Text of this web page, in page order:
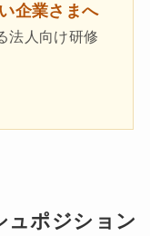
企業さまへ
法人向け研修
ュポジション